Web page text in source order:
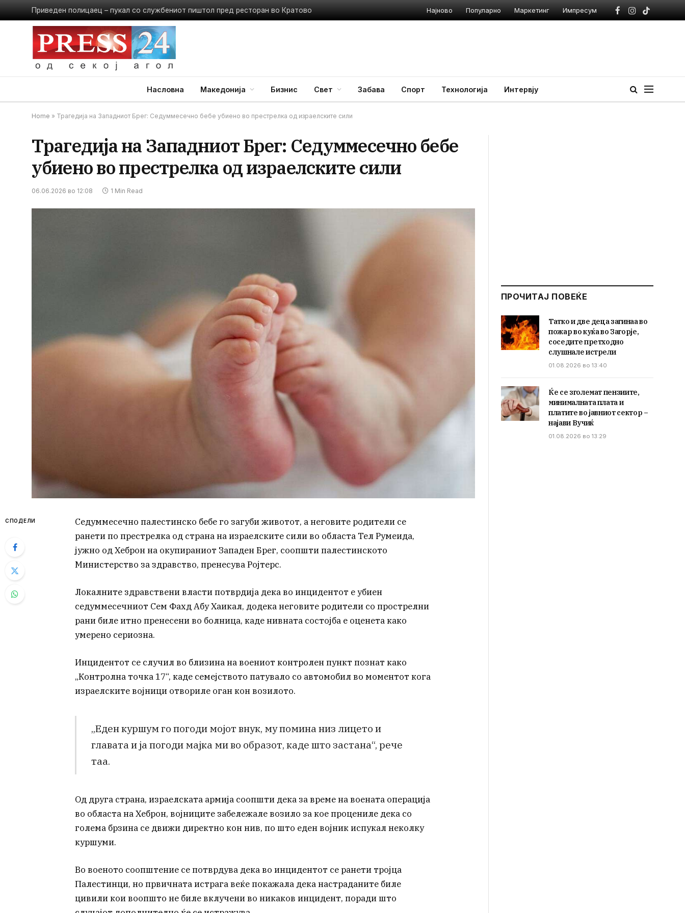
Приведен полицаец – пукал со службениот пиштол пред ресторан во Кратово Најново Популарно Маркетинг Импресум
Facebook
Instagram
TikTok
Насловна Македонија Бизнис Свет Забава Спорт Технологија Интервју
Home » Трагедија на Западниот Брег: Седуммесечно бебе убиено во престрелка од израелските сили
Трагедија на Западниот Брег: Седуммесечно бебе
убиено во престрелка од израелските сили
06.06.2026 во 12:08 1 Min Read
СПОДЕЛИ
Седуммесечно палестинско бебе го загуби животот, а неговите родители се
ранети по престрелка од страна на израелските сили во областа Тел Румеида,
јужно од Хеброн на окупираниот Западен Брег, соопшти палестинското
Министерство за здравство, пренесува Ројтерс.
Локалните здравствени власти потврдија дека во инцидентот е убиен
седуммесечниот Сем Фахд Абу Хаикал, додека неговите родители со прострелни
рани биле итно пренесени во болница, каде нивната состојба е оценета како
умерено сериозна.
Инцидентот се случил во близина на воениот контролен пункт познат како
„Контролна точка 17“, каде семејството патувало со автомобил во моментот кога
израелските војници отвориле оган кон возилото.
„Еден куршум го погоди мојот внук, му помина низ лицето и
главата и ја погоди мајка ми во образот, каде што застана“, рече
таа.
Од друга страна, израелската армија соопшти дека за време на воената операција
во областа на Хеброн, војниците забележале возило за кое процениле дека со
голема брзина се движи директно кон нив, по што еден војник испукал неколку
куршуми.
Во военото соопштение се потврдува дека во инцидентот се ранети тројца
Палестинци, но првичната истрага веќе покажала дека настраданите биле
цивили кои воопшто не биле вклучени во никаков инцидент, поради што
ПРОЧИТАЈ ПОВЕЌЕ
Татко и две деца загинаа во
пожар во куќа во Загорје,
соседите претходно
слушнале истрели
01.08.2026 во 13:40
Ќе се зголемат пензиите,
минималната плата и
платите во јавниот сектор –
најави Вучиќ
01.08.2026 во 13:29